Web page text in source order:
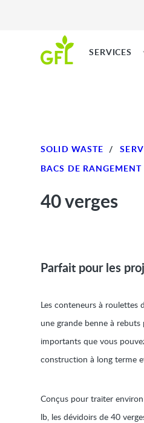
SERVICES
SOLID WASTE /
BACS DE
40 verges
Parfait pour les
Les conteneurs à roulettes
une grande benne à
importants que vous
construction à long terme
Conçus pour traiter
lb, les dévidoirs de 40